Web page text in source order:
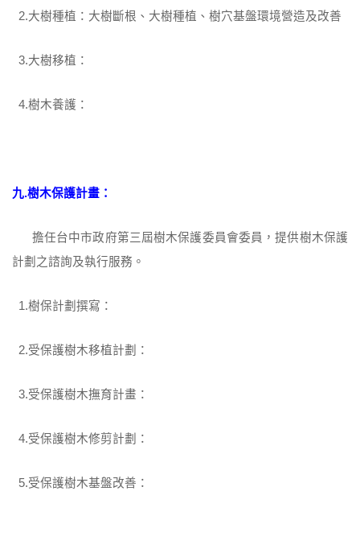
2.大樹種植：大樹斷根、大樹種植、樹穴基盤環境營造及改善
3.大樹移植：
4.樹木養護：
九.樹木保護計畫：
擔任台中市政府第三屆樹木保護委員會委員，提供樹木保護
計劃之諮詢及執行服務。
1.樹保計劃撰寫：
2.受保護樹木移植計劃：
3.受保護樹木撫育計畫：
4.受保護樹木修剪計劃：
5.受保護樹木基盤改善：